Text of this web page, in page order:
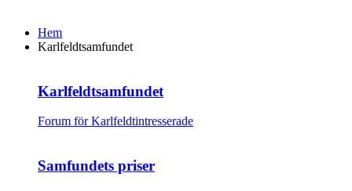
Hem
Karlfeldtsamfundet
Karlfeldtsamfundet
Forum för Karlfeldtintresserade
Samfundets priser